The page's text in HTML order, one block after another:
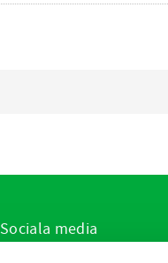
Sociala media